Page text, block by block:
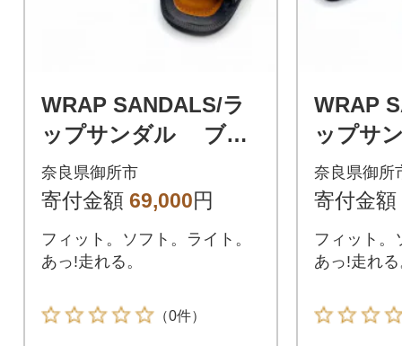
WRAP SANDALS/ラ
ップサンダル ブラ
ック×キャメル 24(2
4.0～24.5cm)
奈良県御所市
寄付金額 69,000円
フィット。ソフト。ライト。
あっ!走れる。
（0件）
WRAP
ップサ
ック×
5.0～
奈良県御所
寄付金額
フィット。
あっ!走れ